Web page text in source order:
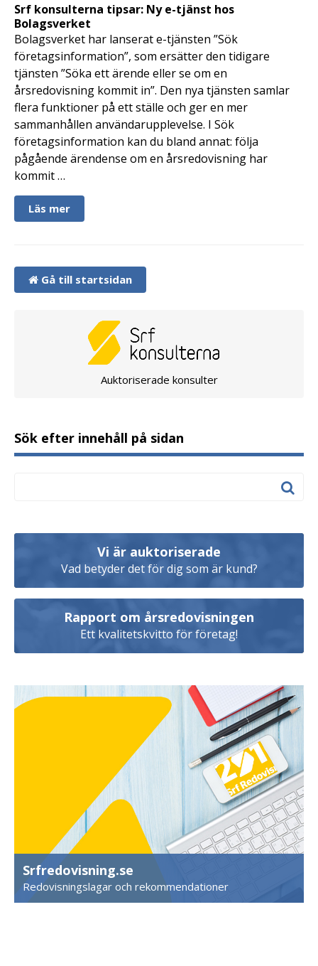
Srf konsulterna tipsar: Ny e-tjänst hos
Bolagsverket
Bolagsverket har lanserat e-tjänsten ”Sök
företagsinformation”, som ersätter den tidigare
tjänsten ”Söka ett ärende eller se om en
årsredovisning kommit in”. Den nya tjänsten samlar
flera funktioner på ett ställe och ger en mer
sammanhållen användarupplevelse. I Sök
företagsinformation kan du bland annat: följa
pågående ärendense om en årsredovisning har
kommit …
Läs mer
Gå till startsidan
Auktoriserade konsulter
Sök efter innehåll på sidan
Vi är auktoriserade
Vad betyder det för dig som är kund?
Rapport om årsredovisningen
Ett kvalitetskvitto för företag!
Srfredovisning.se
Redovisningslagar och rekommendationer